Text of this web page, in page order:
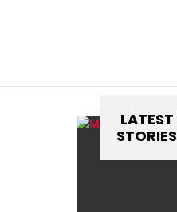
LATEST
STORIES